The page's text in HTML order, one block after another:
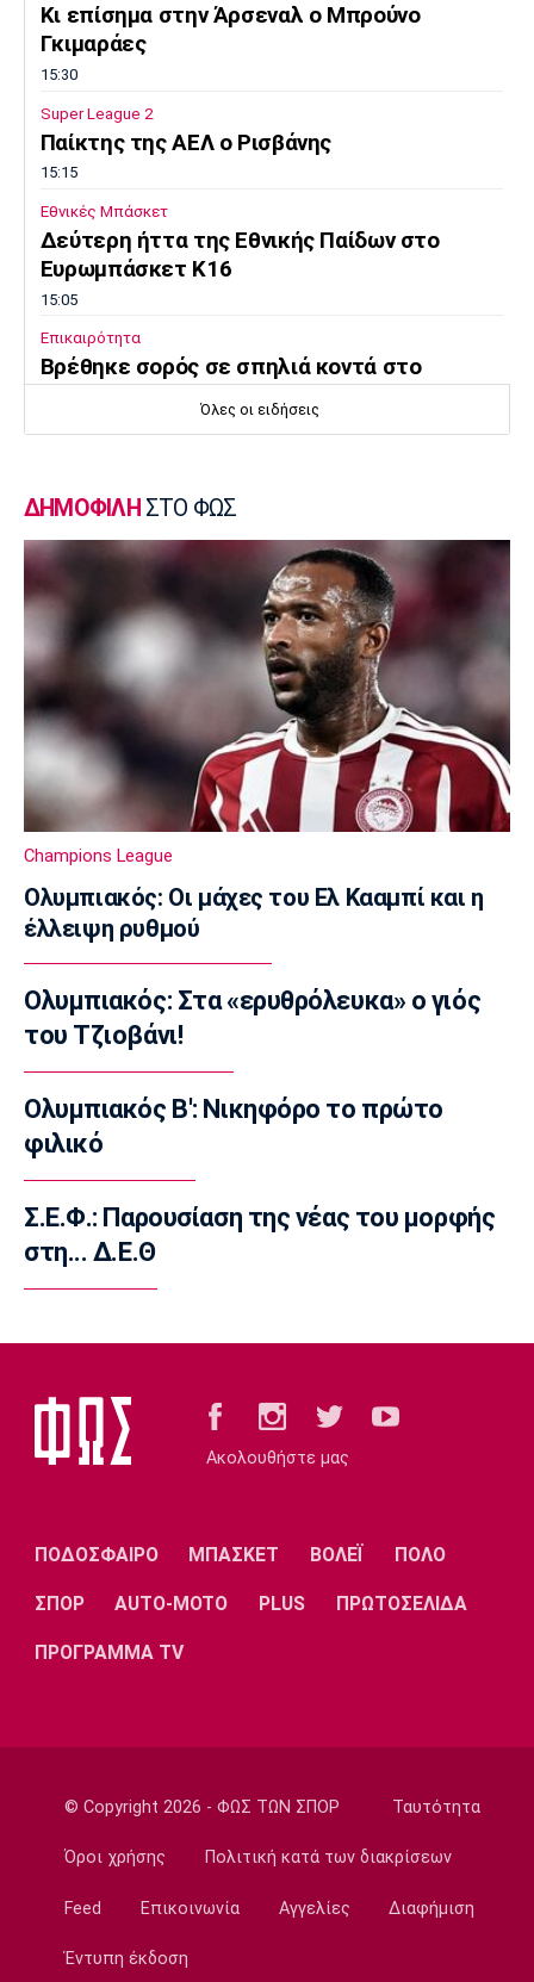
Κι επίσημα στην Άρσεναλ ο Μπρούνο
Γκιμαράες
15:30
Super League 2
Παίκτης της ΑΕΛ ο Ρισβάνης
15:15
Εθνικές Μπάσκετ
Δεύτερη ήττα της Εθνικής Παίδων στο
Ευρωμπάσκετ Κ16
15:05
Επικαιρότητα
Βρέθηκε σορός σε σπηλιά κοντά στο
εκκλησάκι των Αγίων Ισιδώρων
Πήρε Νανού ο Ηρακλής
Super League 1
Ολυμπιακός: Οι Αφρικανοί διατηρούν στο
προσκήνιο τον Σκίρι
Ποδόσφαιρο - Διεθνή
Ολοκληρώνει τη μεταγραφή του Ντιομαντέ
η Νότιγχαμ
14:20
Super League 1
Παναθηναϊκός: Σε φουλ ρυθμούς ο Λιβάι
Super League 1
«Παίρνει Ντίκμαν ο ΟΦΗ»
Επικαιρότητα
Γαύδος: Επιχείρηση διάσωσης 31χρονης
τουρίστριας από δύσβατη περιοχή
13:50
Ποδόσφαιρο - Διεθνή
13:40
Εθνικές Μπάσκετ
Μπάρλος: «Χάσαμε από δικά μας λάθη»
«Παραμένει στη Βιλερμπάν ο Μπολομπόι»
Τένις
13:10
Ευρωμπάσκετ U16: Ελλάδα-Δανία απόψε για
την πρώτη θέση στον όμιλο
Mε δύο αθλητές η Ελλάδα στο Παγκόσμιο
12:50
Ατρόμητος: Πρόβα τζενεράλε με
Λεβαδειακό
Super League 1
Όλες οι ειδήσεις
ΔΗΜΟΦΙΛΗ ΣΤΟ ΦΩΣ
Champions League
Ολυμπιακός: Οι μάχες του Ελ Κααμπί και η
έλλειψη ρυθμού
Ολυμπιακός: Στα «ερυθρόλευκα» ο γιός
του Τζιοβάνι!
Ολυμπιακός Β': Νικηφόρο το πρώτο
φιλικό
Σ.Ε.Φ.: Παρουσίαση της νέας του μορφής
στη... Δ.Ε.Θ
Ακολουθήστε μας
ΠΟΔΟΣΦΑΙΡΟ ΜΠΑΣΚΕΤ ΒΟΛΕΪ ΠΟΛΟ
ΣΠΟΡ AUTO-MOTO PLUS ΠΡΩΤΟΣΕΛΙΔΑ
ΠΡΟΓΡΑΜΜΑ TV
© Copyright 2026 - ΦΩΣ ΤΩΝ ΣΠΟΡ Ταυτότητα
Όροι χρήσης Πολιτική κατά των διακρίσεων
Feed Επικοινωνία Αγγελίες Διαφήμιση
Έντυπη έκδοση